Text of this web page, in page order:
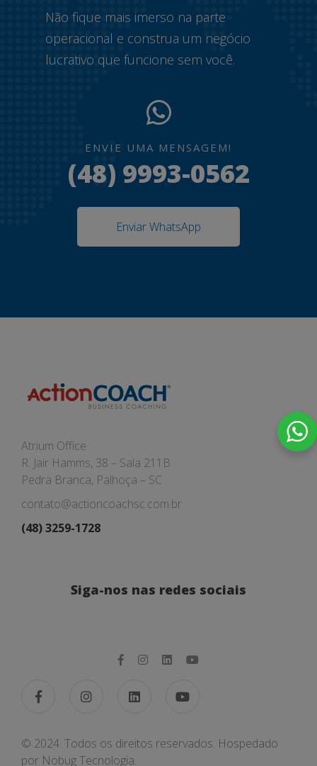
Não fique mais imerso na parte
operacional e construa um negócio
lucrativo que funcione sem você.
ENVIE UMA MENSAGEM!
(48) 9993-0562
Enviar WhatsApp
Atrium Office
R. Jair Hamms, 38 – Sala 211B
Pedra Branca, Palhoça – SC
contato@actioncoachsc.com.br
(48) 3259-1728
Siga-nos nas redes sociais
© 2024. Todos os direitos reservados. Hospedado
por Nobug Tecnologia.